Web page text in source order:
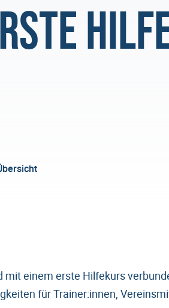
mit einem erste Hilfekurs
für Trainer:innen,